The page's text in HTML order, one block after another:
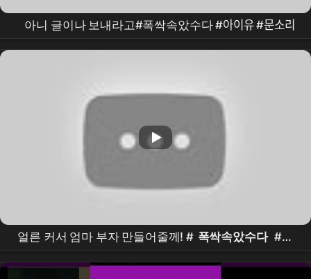
아니 글이나 보내라고#폭싹속았수다 #아이유 #문소리
얼른 커서 엄마 부자 만들어줄께! # 폭싹속았수다 #명
장면 # 아이유 #관식이